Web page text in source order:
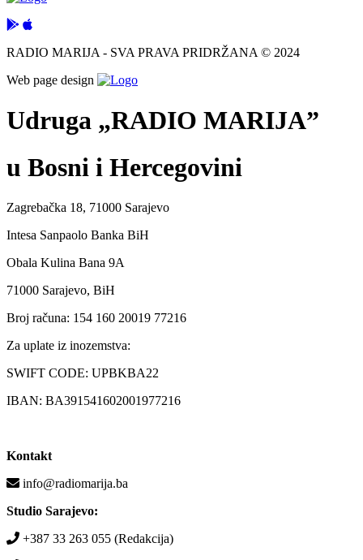
RADIO MARIJA - SVA PRAVA PRIDRŽANA © 2024
Web page design
Udruga „RADIO MARIJA”
u Bosni i Hercegovini
Zagrebačka 18, 71000 Sarajevo
Intesa Sanpaolo Banka BiH
Obala Kulina Bana 9A
71000 Sarajevo, BiH
Broj računa: 154 160 20019 77216
Za uplate iz inozemstva:
SWIFT CODE: UPBKBA22
IBAN: BA391541602001977216
Kontakt
info@radiomarija.ba
Studio Sarajevo:
+387 33 263 055 (Redakcija)